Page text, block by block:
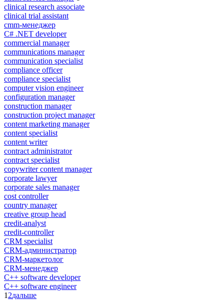
clinical research associate
clinical trial assistant
cmm-менеджер
C# .NET developer
commercial manager
communications manager
communication specialist
compliance officer
compliance specialist
computer vision engineer
configuration manager
construction manager
construction project manager
content marketing manager
content specialist
content writer
contract administrator
contract specialist
copywriter content manager
corporate lawyer
corporate sales manager
cost controller
country manager
creative group head
credit-analyst
credit-controller
CRM specialist
CRM-администратор
CRM-маркетолог
CRM-менеджер
C++ software developer
C++ software engineer
1 2дальше